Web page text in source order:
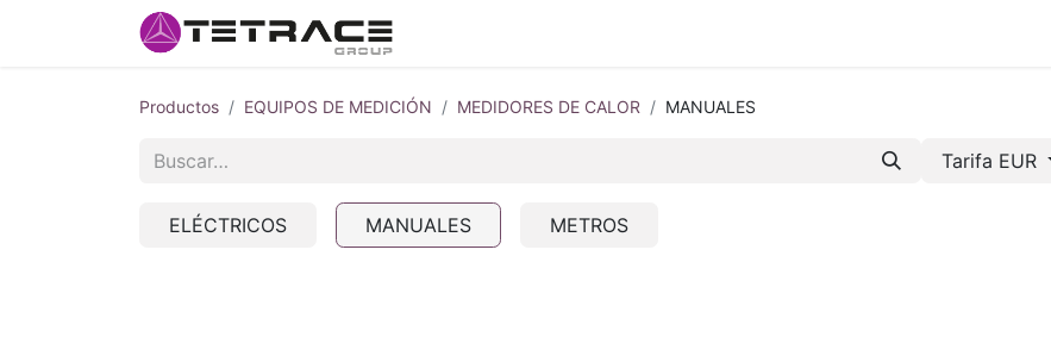
Productos EQUIPOS DE MEDICIÓN MEDIDORES DE CALOR MANUALES
Tarifa EUR
ELÉCTRICOS MANUALES METROS